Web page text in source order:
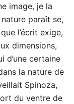
image, je la
paraît se,
l’écrit exige,
dimensions,
d’une certaine
la nature de
Spinoza,
du ventre de